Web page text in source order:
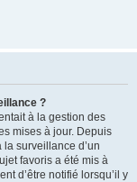
?
à la gestion des
mises à jour. Depuis
surveillance d’un
favoris a été mis à
d’être notifié lorsqu’il y